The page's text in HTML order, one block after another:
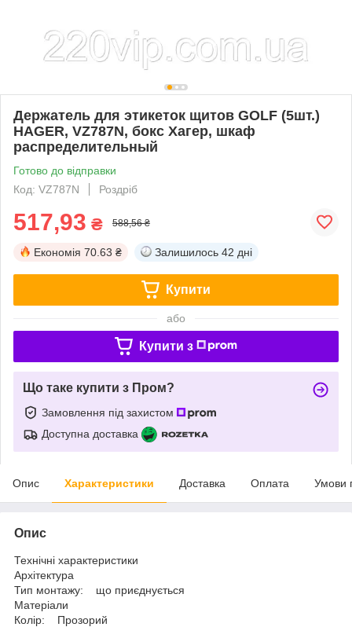
Держатель для этикеток щитов GOLF (5шт.)
HAGER, VZ787N, бокс Хагер, шкаф
распределительный
Готово до відправки
Код: VZ787N
Роздріб
517,93 ₴ 588,56 ₴
Економія 70.63 ₴ Залишилось 42 дні
Купити
або
Купити з
Що таке купити з Пром?
Замовлення під захистом
Доступна доставка
Опис Характеристики Доставка Оплата Умови
Опис
Технічні характеристики
Архітектура
Тип монтажу: що приєднується
Матеріали
Колір: Прозорий